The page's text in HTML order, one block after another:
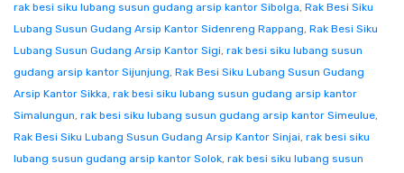
rak besi siku lubang susun gudang arsip kantor Sibolga, Rak Besi Siku
Lubang Susun Gudang Arsip Kantor Sidenreng Rappang, Rak Besi Siku
Lubang Susun Gudang Arsip Kantor Sigi, rak besi siku lubang susun
gudang arsip kantor Sijunjung, Rak Besi Siku Lubang Susun Gudang
Arsip Kantor Sikka, rak besi siku lubang susun gudang arsip kantor
Simalungun, rak besi siku lubang susun gudang arsip kantor Simeulue,
Rak Besi Siku Lubang Susun Gudang Arsip Kantor Sinjai, rak besi siku
lubang susun gudang arsip kantor Solok, rak besi siku lubang susun